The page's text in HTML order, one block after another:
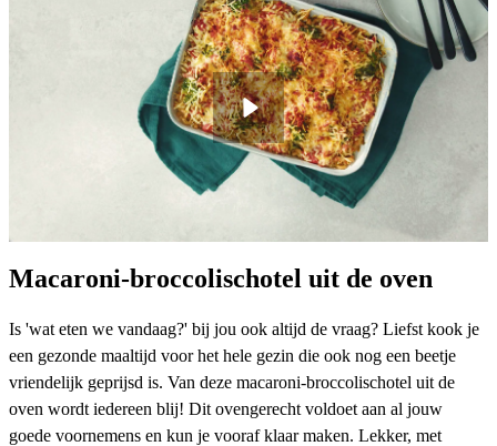
Macaroni-broccolischotel uit de oven
Is 'wat eten we vandaag?' bij jou ook altijd de vraag? Liefst kook je
een gezonde maaltijd voor het hele gezin die ook nog een beetje
vriendelijk geprijsd is. Van deze macaroni-broccolischotel uit de
oven wordt iedereen blij! Dit ovengerecht voldoet aan al jouw
goede voornemens en kun je vooraf klaar maken. Lekker, met